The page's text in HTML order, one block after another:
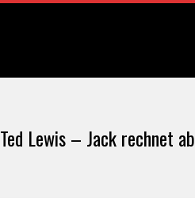
Ted Lewis – Jack rechnet ab